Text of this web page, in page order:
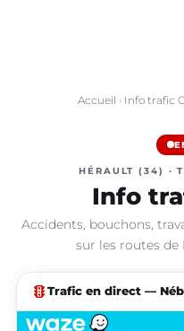
Accueil › Info trafic
HÉRAULT (34) ·
Info
Accidents, bouchons,
sur les routes de
traffic Trafic en direct —